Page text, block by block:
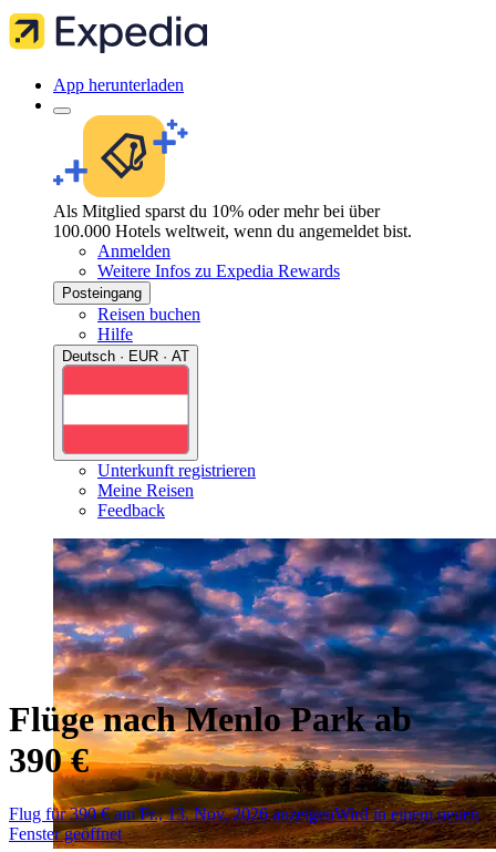
App herunterladen
Als Mitglied sparst du 10% oder mehr bei über
100.000 Hotels weltweit, wenn du angemeldet bist.
Anmelden
Weitere Infos zu Expedia Rewards
Posteingang
Reisen buchen
Hilfe
Deutsch · EUR · AT
Unterkunft registrieren
Meine Reisen
Feedback
Flüge nach Menlo Park ab
390 €
Flug für 390 € am Fr., 13. Nov. 2026 anzeigenWird in einem neuen
Fenster geöffnet